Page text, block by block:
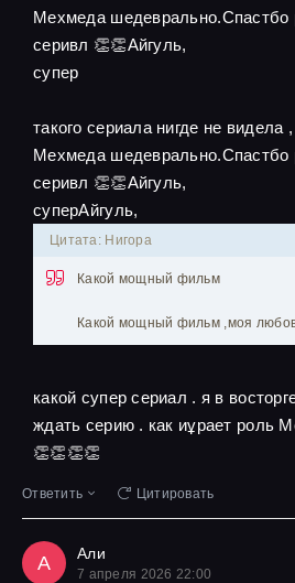
Мехмеда шедеврально.Спастбо
серивл 👏👏Айгуль,
супер
такого сериала нигде не видела
Мехмеда шедеврально.Спастбо
серивл 👏👏Айгуль,
суперАйгуль,
Цитата: Нигора
Какой мощный фильм
Какой мощный фильм ,моя
какой супер сериал . я в
ждать серию . как иұрает роль
👏👏👏👏
Ответить Цитировать
А Али
7 апреля 2026 22:00